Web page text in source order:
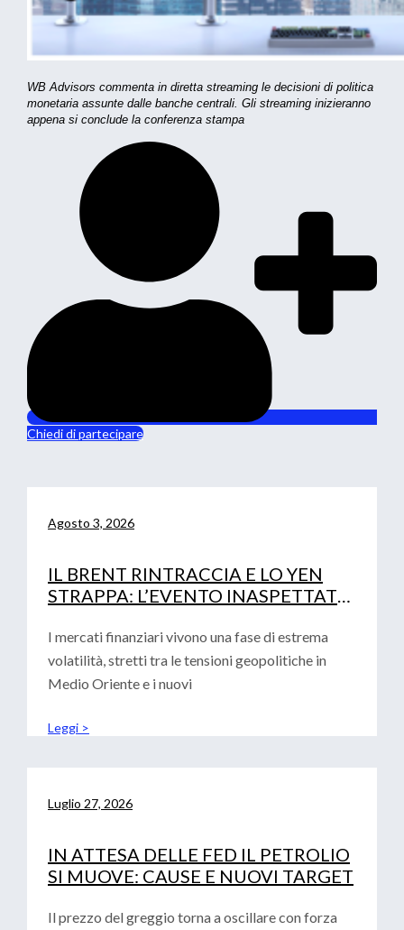
WB Advisors commenta in diretta streaming le decisioni di politica
monetaria assunte dalle banche centrali. Gli streaming inizieranno
appena si conclude la conferenza stampa
Chiedi di partecipare
Agosto 3, 2026
IL BRENT RINTRACCIA E LO YEN
STRAPPA: L’EVENTO INASPETTATO
I mercati finanziari vivono una fase di estrema
volatilità, stretti tra le tensioni geopolitiche in
Medio Oriente e i nuovi
Leggi >
Luglio 27, 2026
IN ATTESA DELLE FED IL PETROLIO
SI MUOVE: CAUSE E NUOVI TARGET
Il prezzo del greggio torna a oscillare con forza